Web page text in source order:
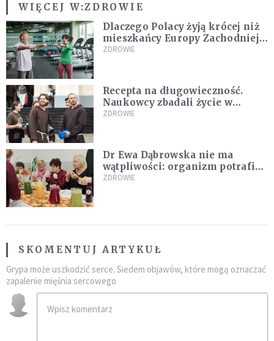
WIĘCEJ W:ZDROWIE
Dlaczego Polacy żyją krócej niż
mieszkańcy Europy Zachodniej?
Ekspertka wskazuje główne
ZDROWIE
Recepta na długowieczność.
Naukowcy zbadali życie w
klasztorach
ZDROWIE
Dr Ewa Dąbrowska nie ma
wątpliwości: organizm potrafi
leczyć się sam
ZDROWIE
SKOMENTUJ ARTYKUŁ
Grypa może uszkodzić serce. Siedem objawów, które mogą oznaczać
zapalenie mięśnia sercowego